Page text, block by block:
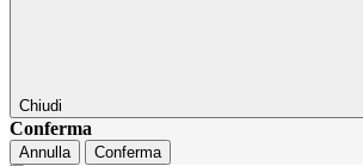
Chiudi
Conferma
Annulla Conferma